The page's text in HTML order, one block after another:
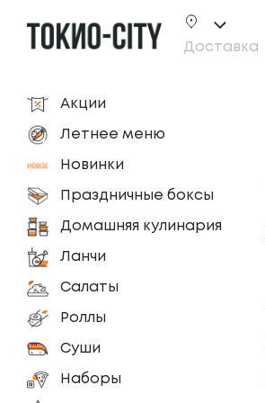
Доставка
Акции
Летнее меню
Новинки
Праздничные боксы
Домашняя кулинария
Ланчи
Салаты
Роллы
Суши
Наборы